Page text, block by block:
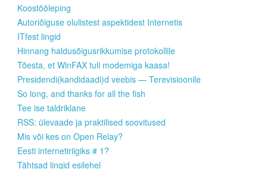
Koostööleping
Autoriõiguse olulistest aspektidest Internetis
ITfest lingid
Hinnang haldusõigusrikkumise protokollile
Tõesta, et WinFAX tuli modemiga kaasa!
Presidendi(kandidaadi)d veebis — Terevisioonile
So long, and thanks for all the fish
Tee ise taldriklane
RSS: ülevaade ja praktilised soovitused
Mis või kes on Open Relay?
Eesti internetiriigiks # 1?
Tähtsad lingid esilehel